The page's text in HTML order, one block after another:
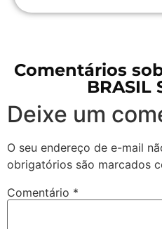
Comentários
BRASIL
Deixe um
O seu endereço de e-mail
obrigatórios são marcados
Comentário *